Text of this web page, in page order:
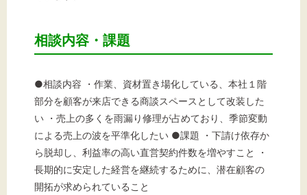
相談内容・課題
●相談内容 ・作業、資材置き場化している、本社１階
部分を顧客が来店できる商談スペースとして改装した
い ・売上の多くを雨漏り修理が占めており、季節変動
による売上の波を平準化したい ●課題 ・下請け依存か
ら脱却し、利益率の高い直営契約件数を増やすこと ・
長期的に安定した経営を継続するために、潜在顧客の
開拓が求められていること